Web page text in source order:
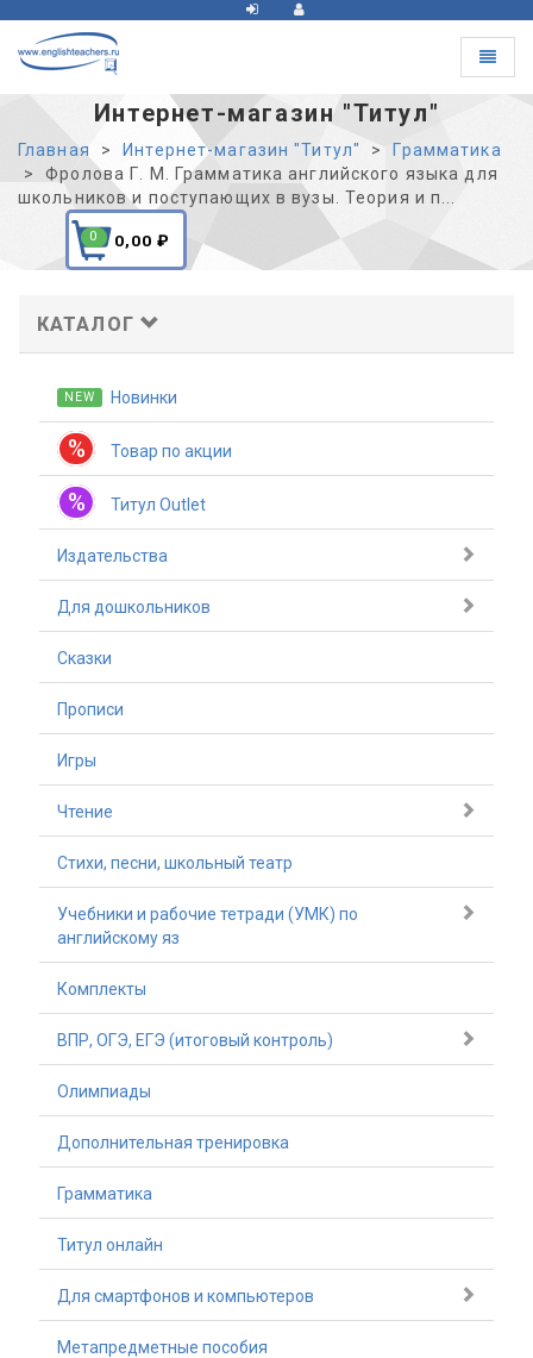
Toggle
Интернет-магазин "Титул"
Главная Интернет-магазин "Титул"
Грамматика
Фролова Г. М. Грамматика английского языка для
школьников и поступающих в вузы. Теория и п...
0 0,00 ₽
КАТАЛОГ
NEW Новинки
% Товар по акции
% Титул Outlet
Издательства
Для дошкольников
Сказки
Прописи
Игры
Чтение
Стихи, песни, школьный театр
Учебники и рабочие тетради (УМК) по
английскому яз
Комплекты
ВПР, ОГЭ, ЕГЭ (итоговый контроль)
Олимпиады
Дополнительная тренировка
Грамматика
Титул онлайн
Для смартфонов и компьютеров
Метапредметные пособия